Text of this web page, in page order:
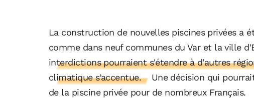
La construction de nouvelles piscines privées a
comme dans neuf communes du Var et la ville
interdictions pourraient s'étendre à d'autres
climatique s’accentue.
Une décision qui
de la piscine privée pour de nombreux Français.